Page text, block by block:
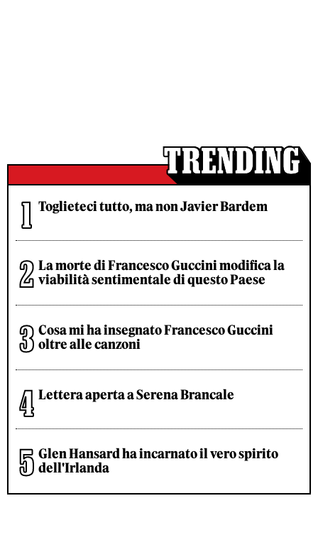
Toglieteci tutto, ma non Javier Bardem
La morte di Francesco Guccini modifica la
viabilità sentimentale di questo Paese
Cosa mi ha insegnato Francesco Guccini
oltre alle canzoni
Lettera aperta a Serena Brancale
Glen Hansard ha incarnato il vero spirito
dell'Irlanda